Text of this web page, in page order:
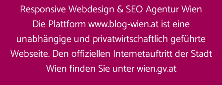
Responsive Webdesign &SEO Agentur Wien
Die Plattform www.blog-wien.at ist eine
unabhängige und privatwirtschaftlich geführte
Webseite. Den offiziellen Internetauftritt der Stadt
Wien finden Sie unterwien.gv.at